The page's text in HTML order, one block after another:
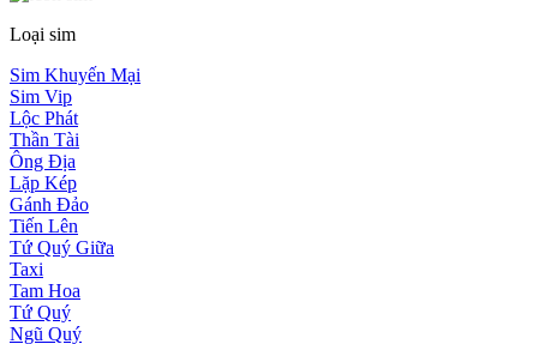
Loại sim
Sim Khuyến Mại
Sim Vip
Lộc Phát
Thần Tài
Ông Địa
Lặp Kép
Gánh Đảo
Tiến Lên
Tứ Quý Giữa
Taxi
Tam Hoa
Tứ Quý
Ngũ Quý